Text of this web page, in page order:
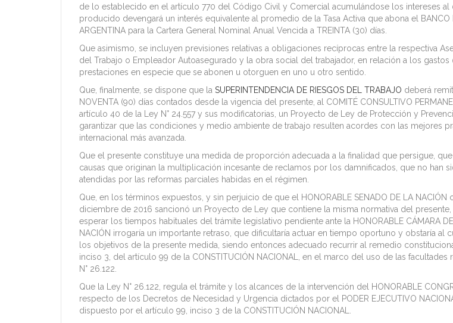
de lo establecido en el artículo 770 del Código Civil y Comercial acumulándose los intereses al
producido devengará un interés equivalente al promedio de la Tasa Activa que abona el BANCO
ARGENTINA para la Cartera General Nominal Anual Vencida a TREINTA (30) días.
Que asimismo, se incluyen previsiones relativas a obligaciones recíprocas entre la respectiva
del Trabajo o Empleador Autoasegurado y la obra social del trabajador, en relación a los
prestaciones en especie que se abonen u otorguen en uno u otro sentido.
Que, finalmente, se dispone que la SUPERINTENDENCIA DE RIESGOS DEL TRABAJO deberá
NOVENTA (90) días contados desde la vigencia del presente, al COMITÉ CONSULTIVO
artículo 40 de la Ley N° 24.557 y sus modificatorias, un Proyecto de Ley de Protección y
garantizar que las condiciones y medio ambiente de trabajo resulten acordes con las mejores
internacional más avanzada.
Que el presente constituye una medida de proporción adecuada a la finalidad que persigue,
causas que originan la multiplicación incesante de reclamos por los damnificados, que no han
atendidas por las reformas parciales habidas en el régimen.
Que, en los términos expuestos, y sin perjuicio de que el HONORABLE SENADO DE LA NACIÓN
diciembre de 2016 sancionó un Proyecto de Ley que contiene la misma normativa del
esperar los tiempos habituales del trámite legislativo pendiente ante la HONORABLE CÁMARA DE
NACIÓN irrogaría un importante retraso, que dificultaría actuar en tiempo oportuno y obstaría al
los objetivos de la presente medida, siendo entonces adecuado recurrir al remedio
inciso 3, del artículo 99 de la CONSTITUCIÓN NACIONAL, en el marco del uso de las facultades
N° 26.122.
Que la Ley N° 26.122, regula el trámite y los alcances de la intervención del HONORABLE
respecto de los Decretos de Necesidad y Urgencia dictados por el PODER EJECUTIVO
dispuesto por el artículo 99, inciso 3 de la CONSTITUCIÓN NACIONAL.